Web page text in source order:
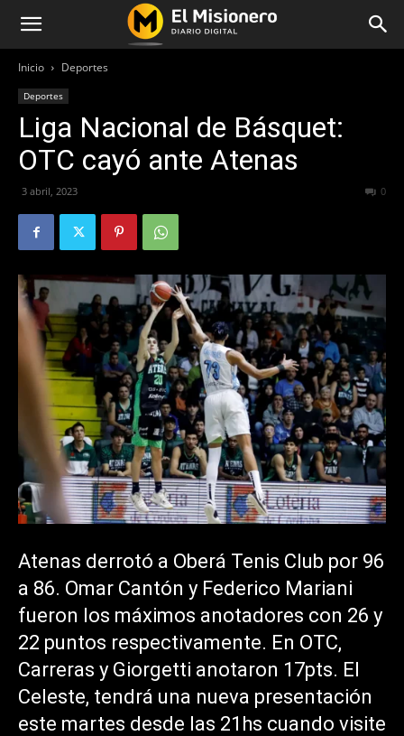
Inicio Deportes
Deportes
Liga Nacional de Básquet:
OTC cayó ante Atenas
3 abril, 2023 0
Atenas derrotó a Oberá Tenis Club por 96
a 86. Omar Cantón y Federico Mariani
fueron los máximos anotadores con 26 y
22 puntos respectivamente. En OTC,
Carreras y Giorgetti anotaron 17pts. El
Celeste, tendrá una nueva presentación
este martes desde las 21hs cuando visite